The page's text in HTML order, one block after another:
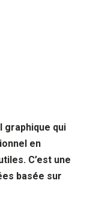
graphique qui
en
C’est une
basée sur